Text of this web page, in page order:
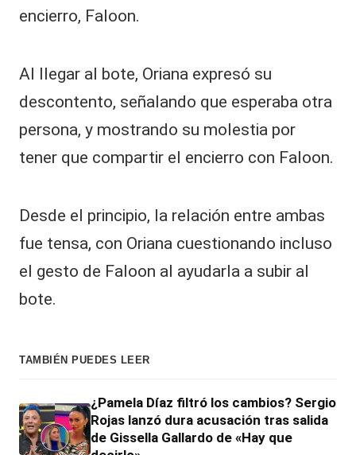
encierro, Faloon.
Al llegar al bote, Oriana expresó su
descontento, señalando que esperaba otra
persona, y mostrando su molestia por
tener que compartir el encierro con Faloon.
Desde el principio, la relación entre ambas
fue tensa, con Oriana cuestionando incluso
el gesto de Faloon al ayudarla a subir al
bote.
TAMBIÉN PUEDES LEER
¿Pamela Díaz filtró los cambios? Sergio
Rojas lanzó dura acusación tras salida
de Gissella Gallardo de «Hay que